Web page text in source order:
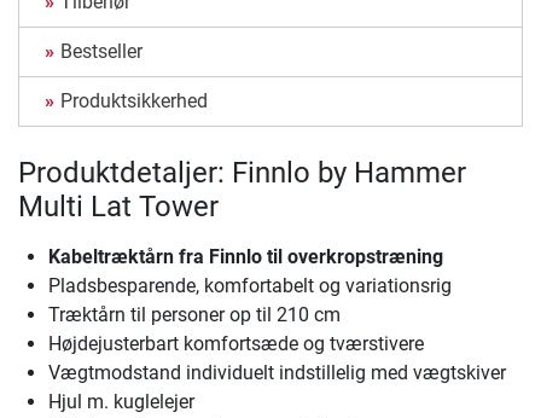
Bestseller
Produktsikkerhed
Produktdetaljer: Finnlo by Hammer
Multi Lat Tower
Kabeltræktårn fra Finnlo til overkropstræning
Pladsbesparende, komfortabelt og variationsrig
Træktårn til personer op til 210 cm
Højdejusterbart komfortsæde og tværstivere
Vægtmodstand individuelt indstillelig med vægtskiver
Hjul m. kuglelejer